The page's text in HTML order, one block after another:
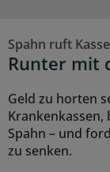
Spahn ruft
Runter mit
Geld zu horten
Spahn – und
zu senken.